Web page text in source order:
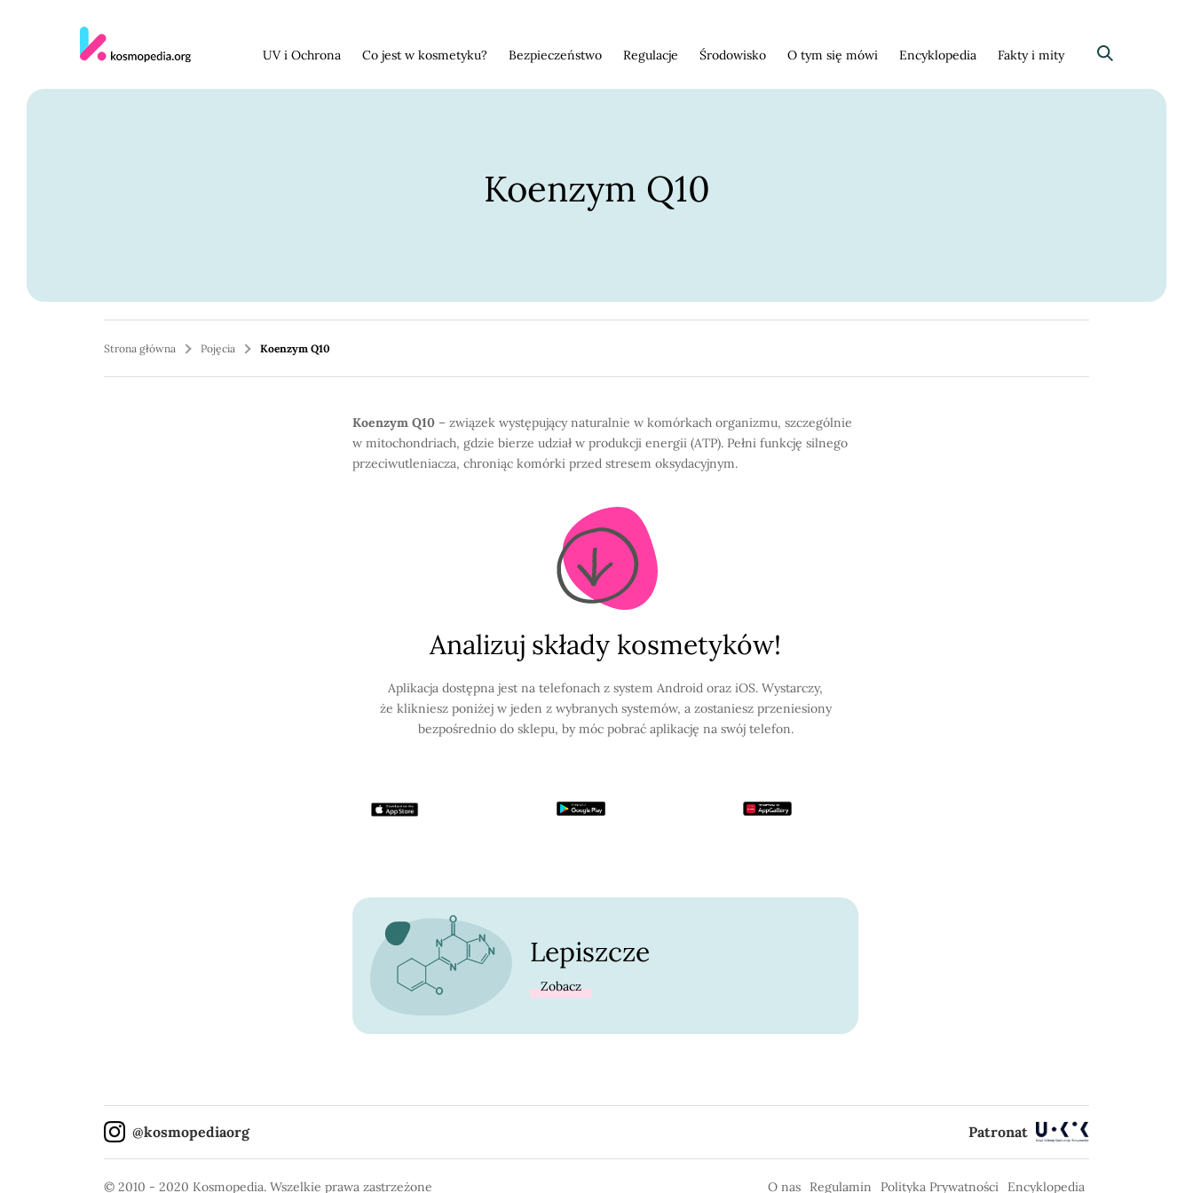
UV i Ochrona Co jest w kosmetyku? Bezpieczeństwo Regulacje Środowisko O tym się mówi Encyklopedia Fakty i mity Szukaj
Koenzym Q10
Strona główna Pojęcia Koenzym Q10
Koenzym Q10 – związek występujący naturalnie w komórkach organizmu, szczególnie
w mitochondriach, gdzie bierze udział w produkcji energii (ATP). Pełni funkcję silnego
przeciwutleniacza, chroniąc komórki przed stresem oksydacyjnym.
Analizuj składy kosmetyków!
Aplikacja dostępna jest na telefonach z system Android oraz iOS. Wystarczy,
że klikniesz poniżej w jeden z wybranych systemów, a zostaniesz przeniesiony
bezpośrednio do sklepu, by móc pobrać aplikację na swój telefon.
Lepiszcze
Zobacz
@kosmopediaorg Patronat
© 2010 - 2020 Kosmopedia. Wszelkie prawa zastrzeżone O nas Regulamin Polityka Prywatności Encyklopedia